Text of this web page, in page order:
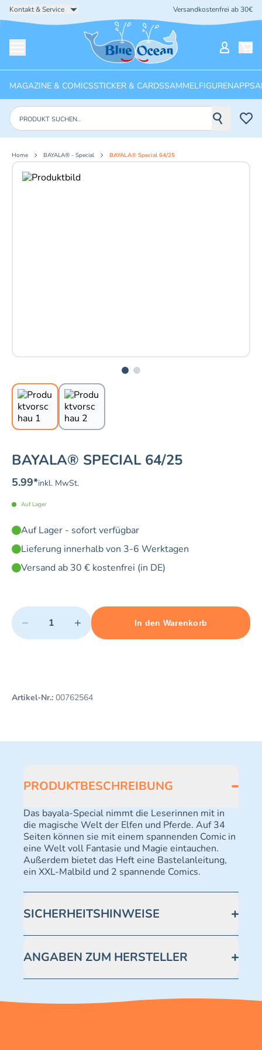
Kontakt & Service Versandkostenfrei ab 30€
Startseite
MAGAZINE & COMICSSTICKER & CARDSSAMMELFIGURENAPPS
Produkte suchen
Home BAYALA® - Special BAYALA® Special 64/25
Aktuelles Bild: 1 von 2
BAYALA® SPECIAL 64/25
5.99*inkl. MwSt.
Auf Lager
Auf Lager - sofort verfügbar
Lieferung innerhalb von 3-6 Werktagen
Versand ab 30 € kostenfrei (in DE)
Quantity
− +
Minimum quantity: 1 Maximum quantity: 5
In den Warenkorb
Add 1 item to cart
Artikel-Nr.: 00762564
PRODUKTBESCHREIBUNG
Das bayala-Special nimmt die Leserinnen mit in
die magische Welt der Elfen und Pferde. Auf 34
Seiten können sie mit einem spannenden Comic in
eine Welt voll Fantasie und Magie eintauchen.
Außerdem bietet das Heft eine Bastelanleitung,
ein XXL-Malbild und 2 spannende Comics.
SICHERHEITSHINWEISE
geeignet. Kleine Teile. Erstickungsgefahr.
der Reichweite von Kleinkindern aufbewahren.
ANGABEN ZUM HERSTELLER